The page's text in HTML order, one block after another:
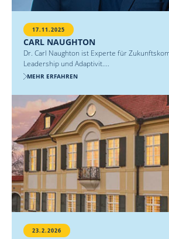
17.11.2025
CARL NAUGHTON
Dr. Carl Naughton ist Experte für
Leadership und Adaptivit....
MEHR ERFAHREN
23.2.2026